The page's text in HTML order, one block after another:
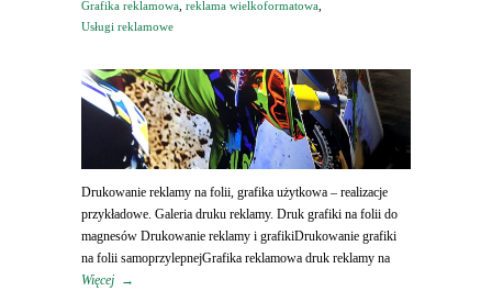
Grafika reklamowa reklama wielkoformatowa
Usługi reklamowe
Drukowanie reklamy na folii, grafika użytkowa – realizacje
przykładowe. Galeria druku reklamy. Druk grafiki na folii do
magnesów Drukowanie reklamy i grafikiDrukowanie grafiki
na folii samoprzylepnejGrafika reklamowa druk reklamy na
Więcej →